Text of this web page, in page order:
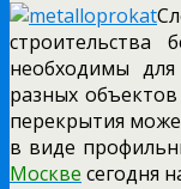
строительства
необходимы
разных
перекрытия
в виде
Москве сегодня